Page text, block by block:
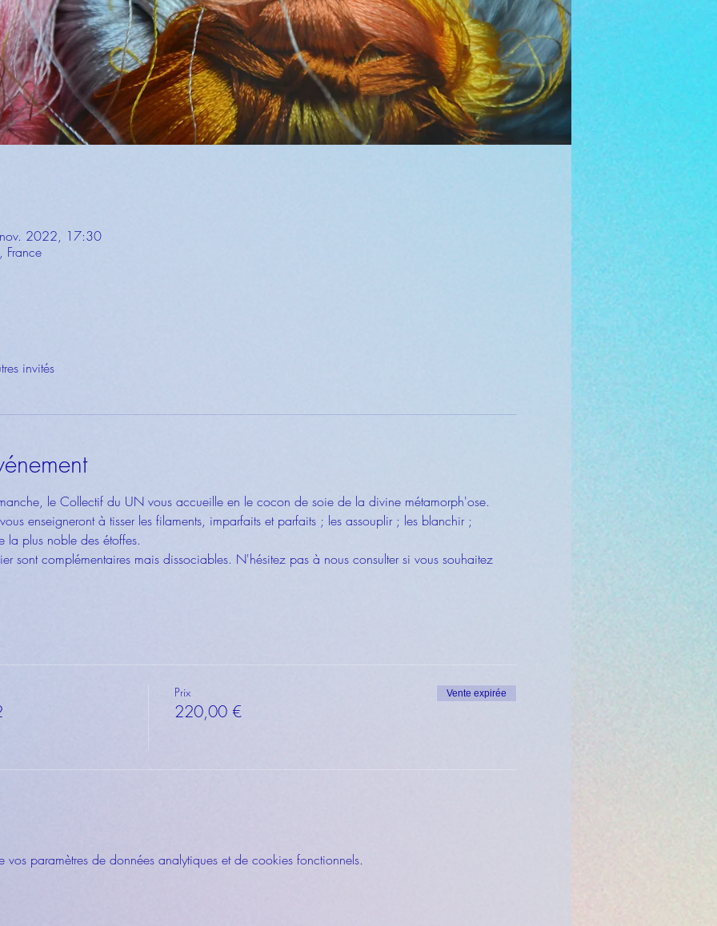
2022, 17:30
France
invités
le Collectif du UN vous accueille en le cocon de soie de la divine métamorph'ose.
enseigneront à tisser les filaments, imparfaits et parfaits ; les assouplir ; les blanchir ;
la plus noble des étoffes.
sont complémentaires mais dissociables. N'hésitez pas à nous consulter si vous souhaitez
Prix
220,00 €
Vente expirée
paramètres de données analytiques et de cookies fonctionnels.